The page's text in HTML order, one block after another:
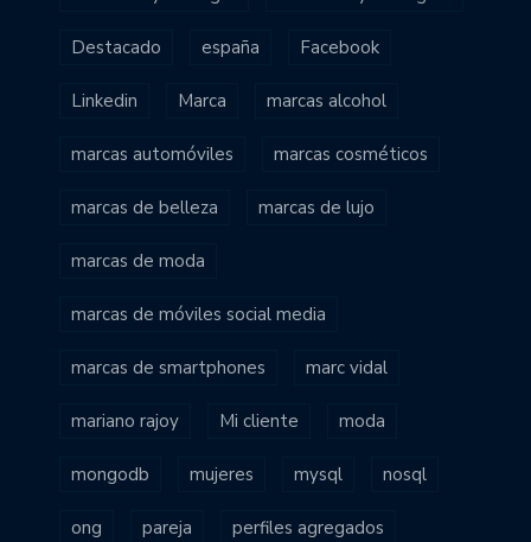
Destacado españa Facebook
Linkedin Marca marcas alcohol
marcas automóviles marcas cosméticos
marcas de belleza marcas de lujo
marcas de moda
marcas de móviles social media
marcas de smartphones marc vidal
mariano rajoy Mi cliente moda
mongodb mujeres mysql nosql
ong pareja perfiles agregados